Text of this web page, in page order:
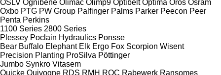
OSLV Ognibene Olimac Olimp9 Optibelt Optima Oros Osram
Oxbo PTG PW Group Palfinger Palms Parker Peecon Peer
Penta Perkins
1100 Series 2800 Series
Plessey Poclain Hydraulics Ponsse
Bear Buffalo Elephant Elk Ergo Fox Scorpion Wisent
Precision Planting ProSilva Pöttinger
Jumbo Synkro Vitasem
Quicke Quivogne RDS RMH ROC Rabewerk Ransomes